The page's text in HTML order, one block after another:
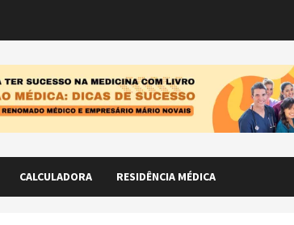
CALCULADORA RESIDÊNCIA MÉDICA